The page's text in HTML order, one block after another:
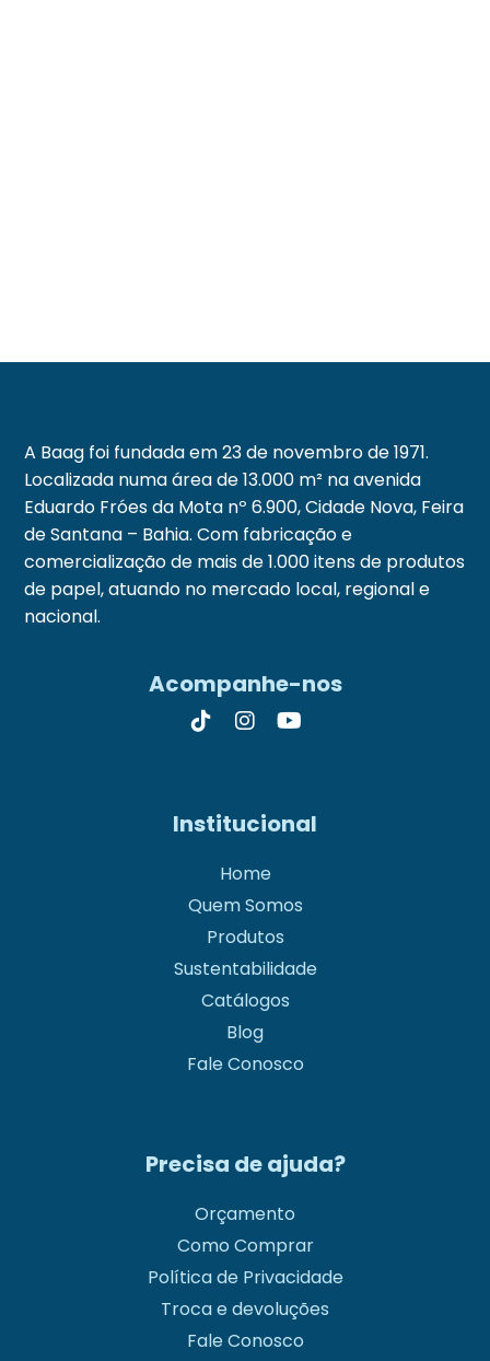
A Baag foi fundada em 23 de novembro de 1971.
Localizada numa área de 13.000 m² na avenida
Eduardo Fróes da Mota nº 6.900, Cidade Nova, Feira
de Santana – Bahia. Com fabricação e
comercialização de mais de 1.000 itens de produtos
de papel, atuando no mercado local, regional e
nacional.
Acompanhe-nos
Institucional
Home
Quem Somos
Produtos
Sustentabilidade
Catálogos
Blog
Fale Conosco
Precisa de ajuda?
Orçamento
Como Comprar
Política de Privacidade
Troca e devoluções
Fale Conosco